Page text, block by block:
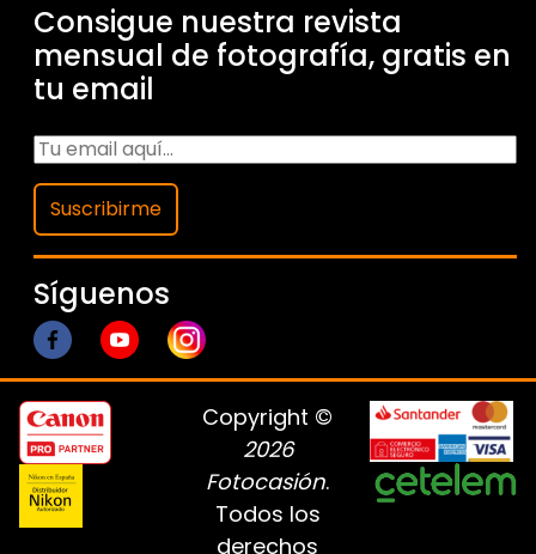
Consigue nuestra revista
mensual de fotografía, gratis en
tu email
Suscribirme
Síguenos
Copyright ©
2026
Fotocasión.
Todos los
derechos